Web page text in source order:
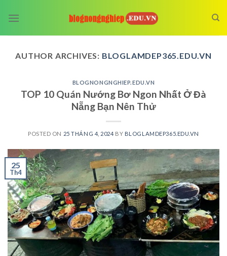
AUTHOR ARCHIVES: BLOGLAMDEP365.EDU.VN
BLOGNONGNGHIEP.EDU.VN
TOP 10 Quán Nướng Bơ Ngon Nhất Ở Đà
Nẵng Bạn Nên Thử
POSTED ON 25 THÁNG 4, 2024 BY BLOGLAMDEP365.EDU.VN
25
Th4